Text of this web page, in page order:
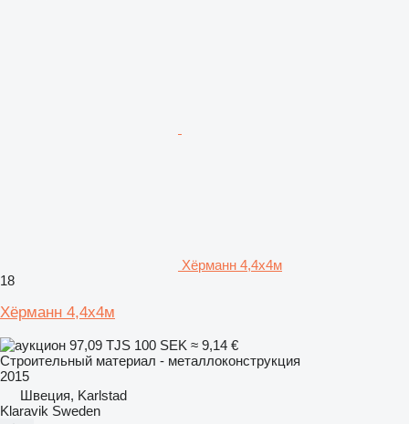
Хёрманн 4,4х4м
18
Хёрманн 4,4х4м
97,09 TJS 100 SEK ≈ 9,14 €
Строительный материал - металлоконструкция
2015
Швеция, Karlstad
Klaravik Sweden